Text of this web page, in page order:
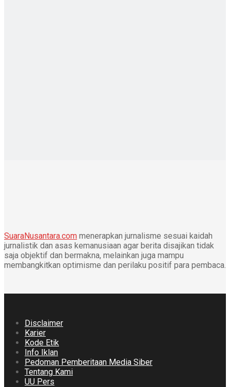
SuaraNusantara.com menerapkan jurnalisme sesuai kaidah
jurnalistik dan asas kemanusiaan agar berita disajikan tidak
saja objektif dan bermakna, melainkan juga mampu
membangkitkan optimisme dan perilaku positif para pembaca.
Disclaimer
Karier
Kode Etik
Info Iklan
Pedoman Pemberitaan Media Siber
Tentang Kami
UU Pers